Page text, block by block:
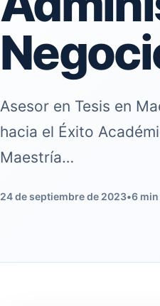
Asesor en Tesis en
hacia el Éxito
Maestría…
24 de septiembre de 2023•6